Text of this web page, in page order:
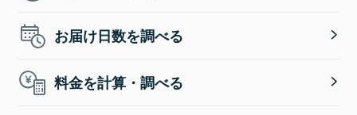
お届け日数を調べる
料金を計算・調べる